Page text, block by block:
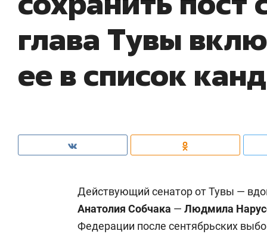
глава Тувы
ее в список
Действующий сенатор от Тувы —
Анатолия Собчака — Людмила
Федерации после сентябрьских